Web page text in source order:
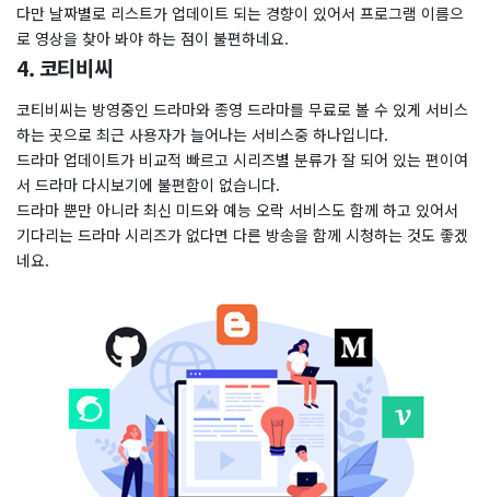
다만 날짜별로 리스트가 업데이트 되는 경향이 있어서 프로그램 이름으
로 영상을 찾아 봐야 하는 점이 불편하네요.
4. 코티비씨
코티비씨는 방영중인 드라마와 종영 드라마를 무료로 볼 수 있게 서비스
하는 곳으로 최근 사용자가 늘어나는 서비스중 하나입니다.
드라마 업데이트가 비교적 빠르고 시리즈별 분류가 잘 되어 있는 편이여
서 드라마 다시보기에 불편함이 없습니다.
드라마 뿐만 아니라 최신 미드와 예능 오락 서비스도 함께 하고 있어서
기다리는 드라마 시리즈가 없다면 다른 방송을 함께 시청하는 것도 좋겠
네요.